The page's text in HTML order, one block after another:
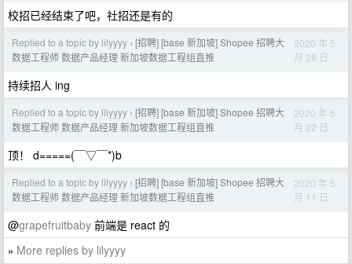
校招已经结束了吧，社招还是有的
Replied to a topic by lilyyyy › [招聘] [base 新加坡] Shopee 招聘大
数据工程师 数据产品经理 新加坡数据工程组直推
2020 年 5
月 28 日
持续招人 ing
Replied to a topic by lilyyyy › [招聘] [base 新加坡] Shopee 招聘大
数据工程师 数据产品经理 新加坡数据工程组直推
2020 年 5
月 22 日
顶！ d=====(￣▽￣*)b
Replied to a topic by lilyyyy › [招聘] [base 新加坡] Shopee 招聘大
数据工程师 数据产品经理 新加坡数据工程组直推
2020 年 5
月 11 日
@grapefruitbaby 前端是 react 的
» More replies by lilyyyy